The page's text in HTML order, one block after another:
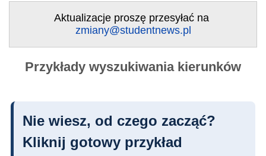
Aktualizacje proszę przesyłać na
zmiany@studentnews.pl
Przykłady wyszukiwania kierunków
Nie wiesz, od czego zacząć?
Kliknij gotowy przykład